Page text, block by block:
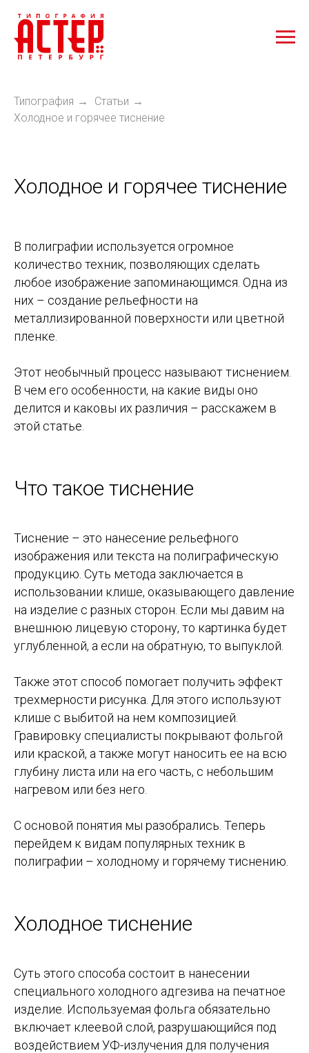
Типография → Статьи →
Холодное и горячее тиснение
Холодное и горячее тиснение
В полиграфии используется огромное
количество техник, позволяющих сделать
любое изображение запоминающимся. Одна из
них – создание рельефности на
металлизированной поверхности или цветной
пленке.
Этот необычный процесс называют тиснением.
В чем его особенности, на какие виды оно
делится и каковы их различия – расскажем в
этой статье.
Что такое тиснение
Тиснение – это нанесение рельефного
изображения или текста на полиграфическую
продукцию. Суть метода заключается в
использовании клише, оказывающего давление
на изделие с разных сторон. Если мы давим на
внешнюю лицевую сторону, то картинка будет
углубленной, а если на обратную, то выпуклой.
Также этот способ помогает получить эффект
трехмерности рисунка. Для этого используют
клише с выбитой на нем композицией.
Гравировку специалисты покрывают фольгой
или краской, а также могут наносить ее на всю
глубину листа или на его часть, с небольшим
нагревом или без него.
С основой понятия мы разобрались. Теперь
перейдем к видам популярных техник в
полиграфии – холодному и горячему тиснению.
Холодное тиснение
Суть этого способа состоит в нанесении
специального холодного адгезива на печатное
изделие. Используемая фольга обязательно
включает клеевой слой, разрушающийся под
воздействием УФ-излучения для получения